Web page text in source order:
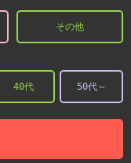
その他
40代 50代～